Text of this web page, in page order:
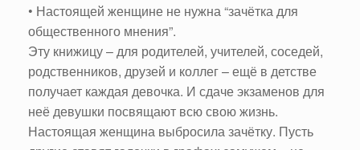
• Настоящей женщине не нужна “зачётка для
общественного мнения”.
Эту книжицу – для родителей, учителей, соседей,
родственников, друзей и коллег – ещё в детстве
получает каждая девочка. И сдаче экзаменов для
неё девушки посвящают всю свою жизнь.
Настоящая женщина выбросила зачётку. Пусть